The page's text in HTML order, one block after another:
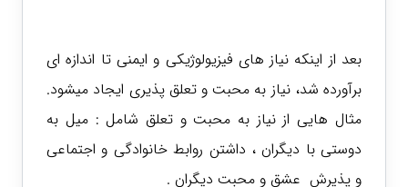
بعد از اینکه نیاز های فیزیولوژیکی و ایمنی تا اندازه ای
برآورده شد، نیاز به محبت و تعلق پذیری ایجاد میشود.
مثال هایی از نیاز به محبت و تعلق شامل : میل به
دوستی با دیگران ، داشتن روابط خانوادگی و اجتماعی
و پذیرش عشق و محبت دیگران .